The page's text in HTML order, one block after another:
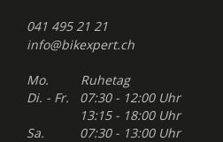
041 495 21 21
info@bikexpert.ch
Mo. Ruhetag
Di. - Fr. 07:30 - 12:00 Uhr
13:15 - 18:00 Uhr
Sa. 07:30 - 13:00 Uhr